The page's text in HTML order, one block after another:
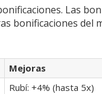
Las
bonificaciones del
Mejoras
Rubí: +4% (hasta 5x)